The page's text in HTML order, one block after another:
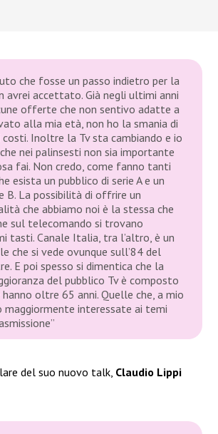
che fosse un passo indietro per la
avrei accettato. Già negli ultimi anni
offerte che non sentivo adatte a
alla mia età, non ho la smania di
Inoltre la Tv sta cambiando e io
nei palinsesti non sia importante
fai. Non credo, come fanno tanti
esista un pubblico di serie A e un
B. La possibilità di offrire un
che abbiamo noi è la stessa che
sul telecomando si trovano
tasti. Canale Italia, tra l’altro, è un
che si vede ovunque sull’84 del
E poi spesso si dimentica che la
del pubblico Tv è composto
hanno oltre 65 anni. Quelle che, a mio
maggiormente interessate ai temi
del suo nuovo talk, Claudio Lippi